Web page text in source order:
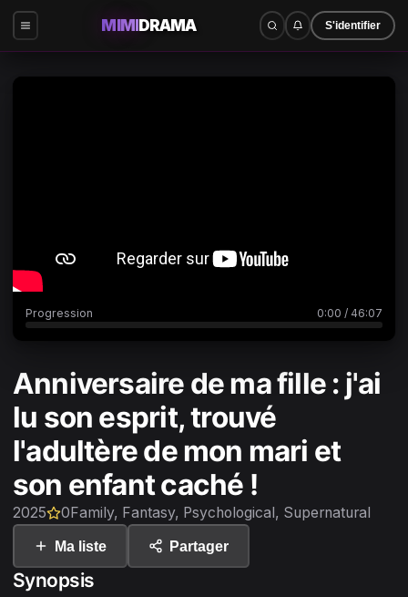
MIMIDRAMA S'identifier
46:07
Progression 0:00 / 46:07
Anniversaire de ma fille : j'ai
lu son esprit, trouvé
l'adultère de mon mari et
son enfant caché !
2025 0 Family, Fantasy, Psychological, Supernatural
Ma liste Partager
Synopsis